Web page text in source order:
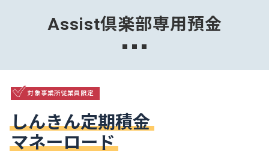
Assist倶楽部専用預金
対象事業所従業員限定
しんきん定期積金
マネーロード